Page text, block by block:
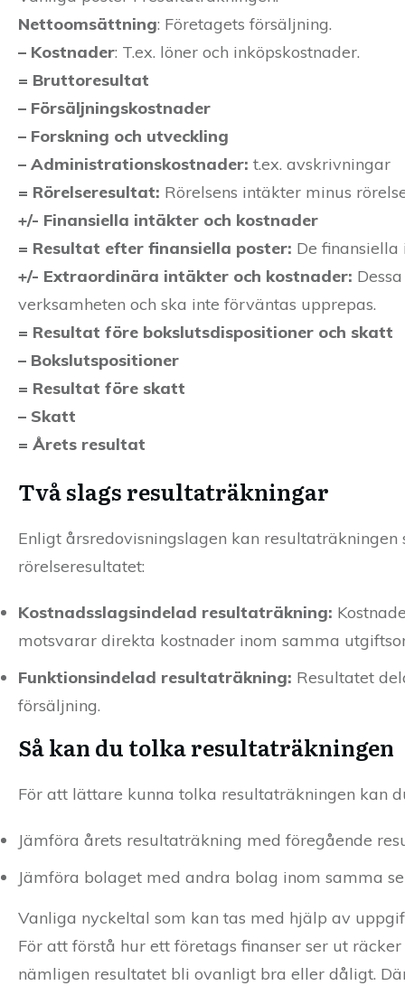
Nettoomsättning: Företagets försäljning.
– Kostnader: T.ex. löner och inköpskostnader.
= Bruttoresultat
– Försäljningskostnader
– Forskning och utveckling
– Administrationskostnader: t.ex. avskrivningar
= Rörelseresultat: Rörelsens intäkter minus
+/- Finansiella intäkter och kostnader
= Resultat efter finansiella poster: De
+/- Extraordinära intäkter och kostnader:
verksamheten och ska inte förväntas upprepas.
= Resultat före bokslutsdispositioner och skatt
– Bokslutspositioner
= Resultat före skatt
– Skatt
= Årets resultat
Två slags resultaträkningar
Enligt årsredovisningslagen kan
rörelseresultatet:
Kostnadsslagsindelad resultaträkning:
motsvarar direkta kostnader inom samma
Funktionsindelad resultaträkning: Resultatet
försäljning.
Så kan du tolka resultaträkningen
För att lättare kunna tolka resultaträkningen kan
Jämföra årets resultaträkning med föregående
Jämföra bolaget med andra bolag inom samma
Vanliga nyckeltal som kan tas med hjälp av
För att förstå hur ett företags finanser ser ut
nämligen resultatet bli ovanligt bra eller dåligt.